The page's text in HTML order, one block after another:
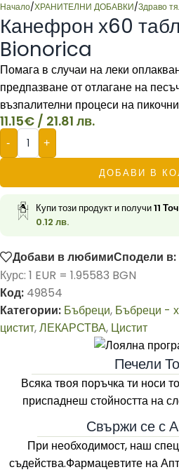
Начало/ХРАНИТЕЛНИ ДОБАВКИ/Здраво
Канефрон х60
Bionorica
Помага в случаи на леки
предпазване от отлагане на
възпалителни процеси на
11.15€ / 21.81 лв.
- +
ДОБАВИ В
Купи този продукт и получи11
0.12 лв.
Добави в любимиСподели в:
Курс: 1 EUR = 1.95583 BGN
Код: 49854
Категории: Бъбреци, Бъбреци -
цистит,ЛЕКАРСТВА, Цистит
Печели
Всяка твоя поръчка ти носи
приспаднеш стойността на
Свържи се с
При необходимост, наш
съдейства.Фармацевтите на